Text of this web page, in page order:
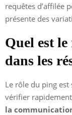
requêtes d’affilée
présente des
Quel est
dans les
Le rôle du ping
vérifier
la